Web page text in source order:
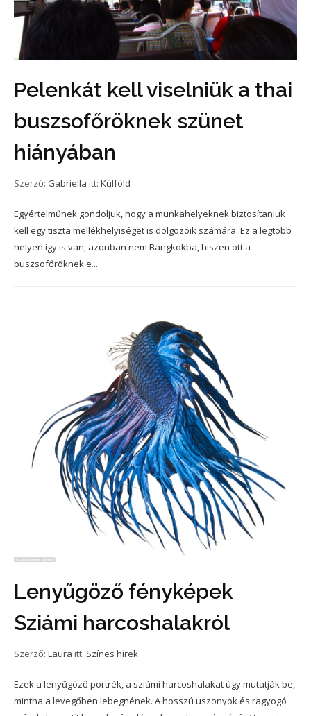
Pelenkát kell viselniük a thai
buszsofőröknek szünet
hiányában
Szerző: Gabriella itt: Külföld
Egyértelműnek gondoljuk, hogy a munkahelyeknek biztosítaniuk
kell egy tiszta mellékhelyiséget is dolgozóik számára. Ez a legtöbb
helyen így is van, azonban nem Bangkokba, hiszen ott a
buszsofőröknek e...
Lenyűgöző fényképek
Sziámi harcoshalakról
Szerző: Laura itt: Színes hírek
Ezek a lenyűgöző portrék, a sziámi harcoshalakat úgy mutatják be,
mintha a levegőben lebegnének. A hosszú uszonyok és ragyogó